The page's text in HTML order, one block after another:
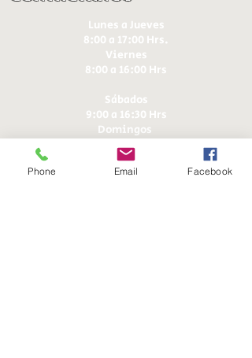
Lunes a Jueves
8:00 a 17:00 Hrs.
Viernes
8:00 a 16:00 Hrs​
Sábados
9:00 a 16:30 Hrs
Domingos
9:00 a 14:30 Hrs
Phone Email Facebook